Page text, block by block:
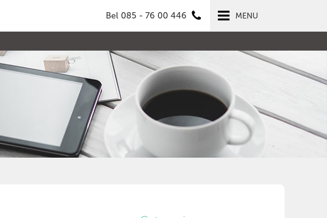
Bel 085 - 76 00 446 MENU